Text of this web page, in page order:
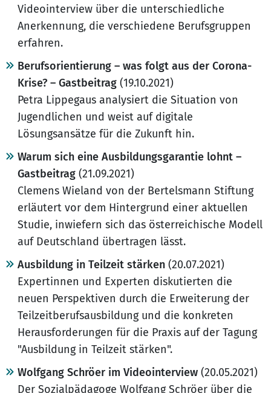
Videointerview über die unterschiedliche
Anerkennung, die verschiedene Berufsgruppen
erfahren.
Berufsorientierung – was folgt aus der Corona-
Krise? – Gastbeitrag (19.10.2021)
Petra Lippegaus analysiert die Situation von
Jugendlichen und weist auf digitale
Lösungsansätze für die Zukunft hin.
Warum sich eine Ausbildungsgarantie lohnt –
Gastbeitrag (21.09.2021)
Clemens Wieland von der Bertelsmann Stiftung
erläutert vor dem Hintergrund einer aktuellen
Studie, inwiefern sich das österreichische Modell
auf Deutschland übertragen lässt.
Ausbildung in Teilzeit stärken (20.07.2021)
Expertinnen und Experten diskutierten die
neuen Perspektiven durch die Erweiterung der
Teilzeitberufsausbildung und die konkreten
Herausforderungen für die Praxis auf der Tagung
"Ausbildung in Teilzeit stärken".
Wolfgang Schröer im Videointerview (20.05.2021)
Der Sozialpädagoge Wolfgang Schröer über die